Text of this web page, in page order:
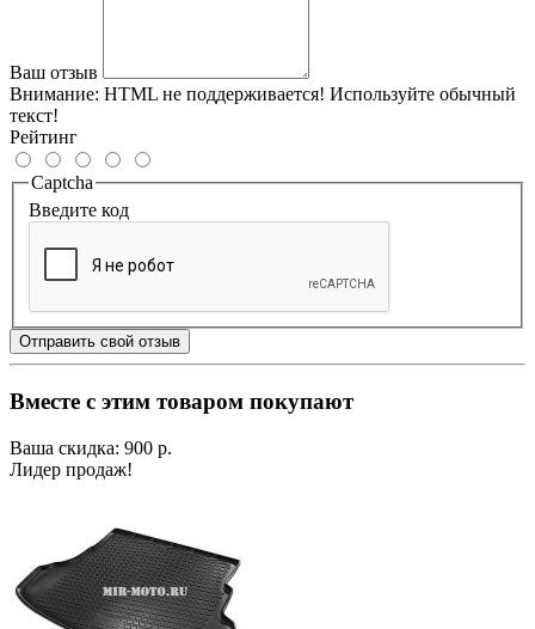
Ваш отзыв
Внимание: HTML не поддерживается! Используйте обычный
текст!
Рейтинг
Captcha
Введите код
Отправить свой отзыв
Вместе с этим товаром покупают
Ваша скидка: 900 р.
Лидер продаж!